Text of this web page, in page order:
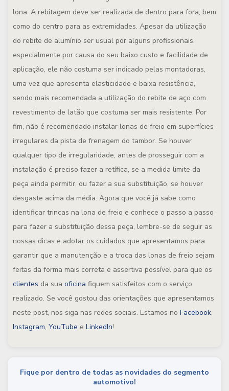
lona. A rebitagem deve ser realizada de dentro para fora, bem
como do centro para as extremidades. Apesar da utilização
do rebite de alumínio ser usual por alguns profissionais,
especialmente por causa do seu baixo custo e facilidade de
aplicação, ele não costuma ser indicado pelas montadoras,
uma vez que apresenta elasticidade e baixa resistência,
sendo mais recomendada a utilização do rebite de aço com
revestimento de latão que costuma ser mais resistente. Por
fim, não é recomendado instalar lonas de freio em superfícies
irregulares da pista de frenagem do tambor. Se houver
qualquer tipo de irregularidade, antes de prosseguir com a
instalação é preciso fazer a retífica, se a medida limite da
peça ainda permitir, ou fazer a sua substituição, se houver
desgaste acima da média. Agora que você já sabe como
identificar trincas na lona de freio e conhece o passo a passo
para fazer a substituição dessa peça, lembre-se de seguir as
nossas dicas e adotar os cuidados que apresentamos para
garantir que a manutenção e a troca das lonas de freio sejam
feitas da forma mais correta e assertiva possível para que os
clientes da sua oficina fiquem satisfeitos com o serviço
realizado. Se você gostou das orientações que apresentamos
neste post, nos siga nas redes sociais. Estamos no Facebook,
Instagram, YouTube e LinkedIn!
Fique por dentro de todas as novidades do segmento
automotivo!